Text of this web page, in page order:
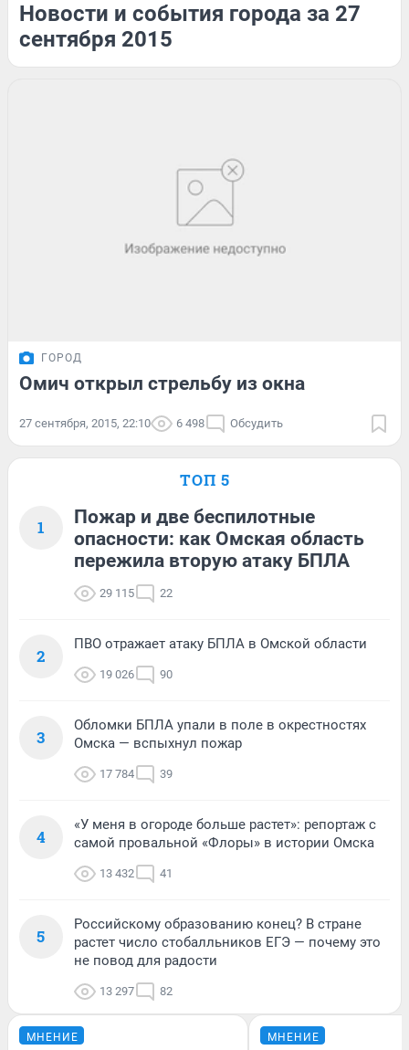
Новости и события города за 27
сентября 2015
ГОРОД
Омич открыл стрельбу из окна
27 сентября, 2015, 22:10 6 498 Обсудить
ТОП 5
1
Пожар и две беспилотные
опасности: как Омская область
пережила вторую атаку БПЛА
29 115 22
2
ПВО отражает атаку БПЛА в Омской области
19 026 90
3
Обломки БПЛА упали в поле в окрестностях
Омска — вспыхнул пожар
17 784 39
4
«У меня в огороде больше растет»: репортаж с
самой провальной «Флоры» в истории Омска
13 432 41
5
Российскому образованию конец? В стране
растет число стобалльников ЕГЭ — почему это
не повод для радости
13 297 82
МНЕНИЕ МНЕНИЕ